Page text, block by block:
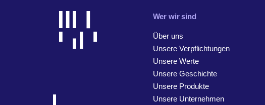
Wer wir sind
Über uns
Unsere Verpflichtungen
Unsere Werte
Unsere Geschichte
Unsere Produkte
Unsere Unternehmen